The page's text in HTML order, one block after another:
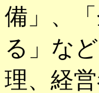
備」、
る」な
理、経